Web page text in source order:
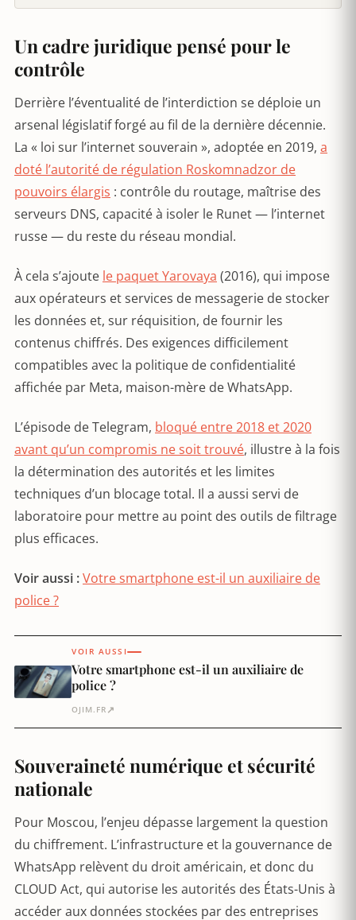
Un cadre juridique pensé pour le
contrôle
Derrière l’éventualité de l’interdiction se déploie un
arsenal législatif forgé au fil de la dernière décennie.
La « loi sur l’internet souverain », adoptée en 2019, a
doté l’autorité de régulation Roskomnadzor de
pouvoirs élargis : contrôle du routage, maîtrise des
serveurs DNS, capacité à isoler le Runet — l’internet
russe — du reste du réseau mondial.
À cela s’ajoute le paquet Yarovaya (2016), qui impose
aux opérateurs et services de messagerie de stocker
les données et, sur réquisition, de fournir les
contenus chiffrés. Des exigences difficilement
compatibles avec la politique de confidentialité
affichée par Meta, maison-mère de WhatsApp.
L’épisode de Telegram, bloqué entre 2018 et 2020
avant qu’un compromis ne soit trouvé, illustre à la fois
la détermination des autorités et les limites
techniques d’un blocage total. Il a aussi servi de
laboratoire pour mettre au point des outils de filtrage
plus efficaces.
Voir aussi :Votre smartphone est-il un auxiliaire de
police ?
VOIR AUSSI
Votre smartphone est-il un auxiliaire de
police ?
OJIM.FR ↗
Souveraineté numérique et sécurité
nationale
Pour Moscou, l’enjeu dépasse largement la question
du chiffrement. L’infrastructure et la gouvernance de
WhatsApp relèvent du droit américain, et donc du
CLOUD Act, qui autorise les autorités des États-Unis à
accéder aux données stockées par des entreprises